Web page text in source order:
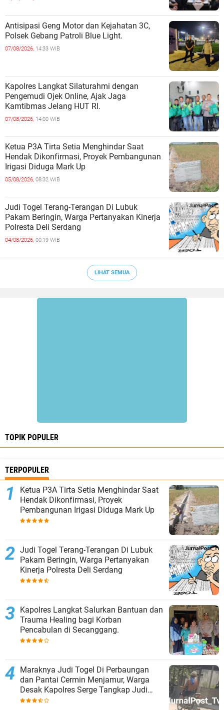
Antisipasi Geng Motor dan Kejahatan 3C,
Polsek Gebang Patroli Blue Light.
07/08/2026, 14:33 WIB
Kapolres Langkat Silaturahmi dengan
Pengemudi Ojek Online, Ajak Jaga
Kamtibmas Jelang HUT RI.
07/08/2026, 14:00 WIB
Ketua P3A Tirta Setia Menghindar Saat
Hendak Dikonfirmasi, Proyek Pembangunan
Irigasi Diduga Mark Up
05/08/2026, 08:32 WIB
Judi Togel Terang-Terangan Di Lubuk
Pakam Beringin, Warga Pertanyakan Kinerja
Polresta Deli Serdang
04/08/2026, 00:19 WIB
LIHAT SEMUA
TOPIK POPULER
TERPOPULER
Ketua P3A Tirta Setia Menghindar Saat
Hendak Dikonfirmasi, Proyek
Pembangunan Irigasi Diduga Mark Up
Judi Togel Terang-Terangan Di Lubuk
Pakam Beringin, Warga Pertanyakan
Kinerja Polresta Deli Serdang
Kapolres Langkat Salurkan Bantuan dan
Trauma Healing bagi Korban
Pencabulan di Secanggang.
Maraknya Judi Togel Di Perbaungan
dan Pantai Cermin Menjamur, Warga
Desak Kapolres Serge Tangkap Judi
Togel